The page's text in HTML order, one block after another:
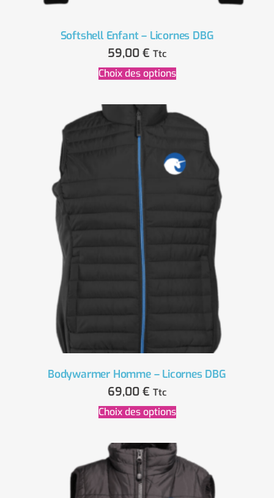
Softshell Enfant – Licornes DBG
59,00 € Ttc
Choix des options
Bodywarmer Homme – Licornes DBG
69,00 € Ttc
Choix des options